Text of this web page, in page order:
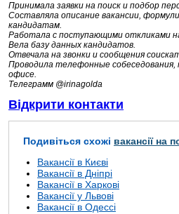
Принимала заявки на поиск и подбор
Составляла описание вакансии,
кандидатам.
Работала с поступающими откликами
Вела базу данных кандидатов.
Отвечала на звонки и сообщения
Проводила телефонные собеседования,
офисе.
Телеграмм @irinagolda
Відкрити контакти
Подивіться схожі вакансії на
Вакансії в Києві
Вакансії в Дніпрі
Вакансії в Харкові
Вакансії у Львові
Вакансії в Одессі